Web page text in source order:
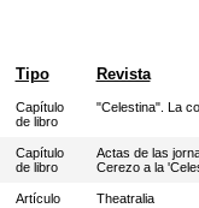
Tipo Revista
Capítulo
de libro
"Celestina". La
Capítulo
de libro
Actas de las
Cerezo a la
Artículo Theatralia